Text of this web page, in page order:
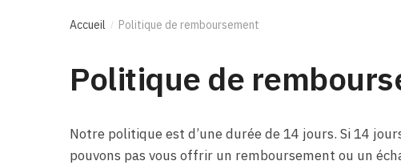
Accueil / Politique de remboursement
Politique de
Notre politique est d’une durée de 14 jours. Si 14
pouvons pas vous offrir un remboursement ou un